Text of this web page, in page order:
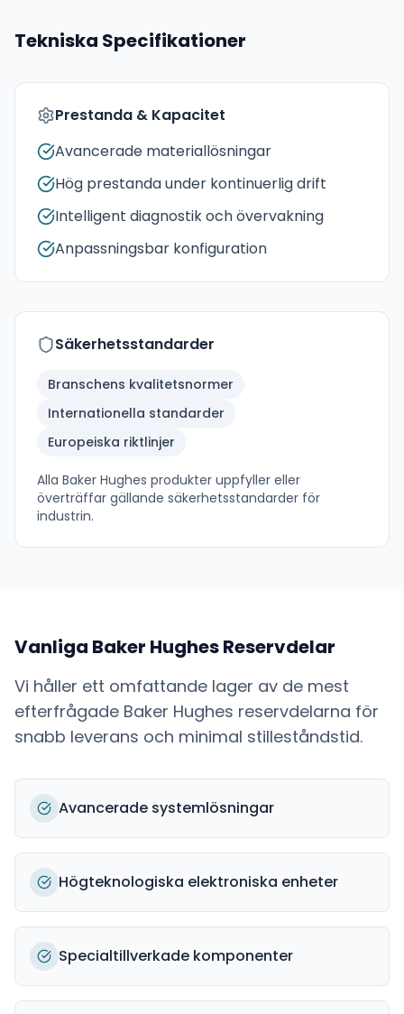
Tekniska Specifikationer
Prestanda & Kapacitet
Avancerade materiallösningar
Hög prestanda under kontinuerlig drift
Intelligent diagnostik och övervakning
Anpassningsbar konfiguration
Säkerhetsstandarder
Branschens kvalitetsnormer
Internationella standarder
Europeiska riktlinjer
Alla Baker Hughes produkter uppfyller eller
överträffar gällande säkerhetsstandarder för
industrin.
Vanliga Baker HughesReservdelar
Vi håller ett omfattande lager av de mest
efterfrågade Baker Hughes reservdelarna för
snabb leverans och minimal stilleståndstid.
Avancerade systemlösningar
Högteknologiska elektroniska enheter
Specialtillverkade komponenter